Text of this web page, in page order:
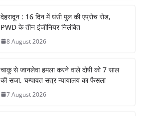
देहरादून : 16 दिन में धंसी पुल की एप्रोच रोड,
PWD के तीन इंजीनियर निलंबित
8 August 2026
चाकू से जानलेवा हमला करने वाले दोषी को 7 साल
की सजा, चम्पावत सत्र न्यायालय का फैसला
7 August 2026